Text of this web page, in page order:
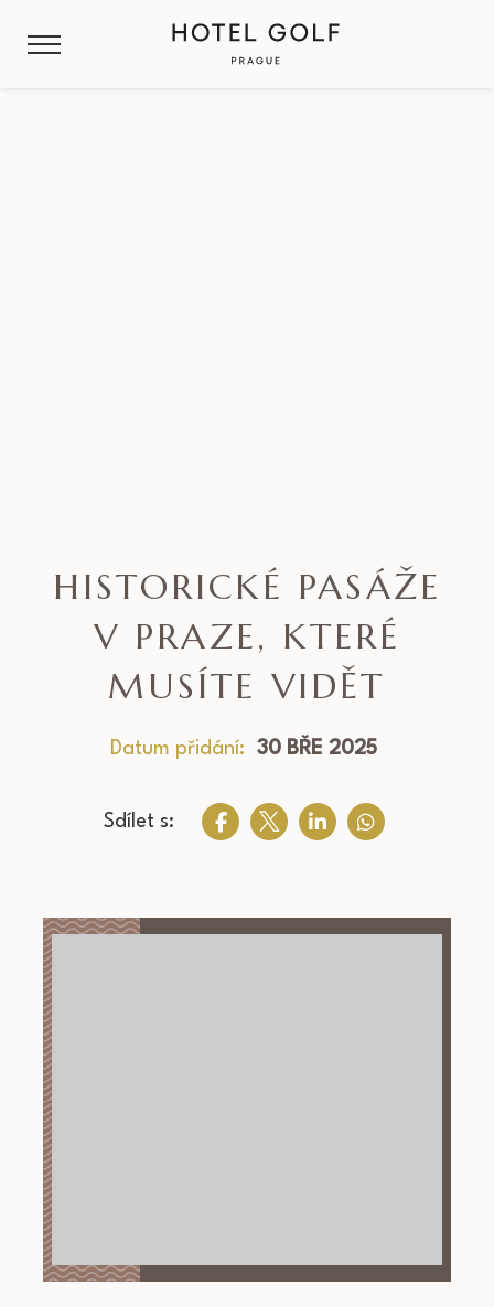
HISTORICKÉ PASÁŽE
V PRAZE, KTERÉ
MUSÍTE VIDĚT
Datum přidání: 30 BŘE 2025
Sdílet s: